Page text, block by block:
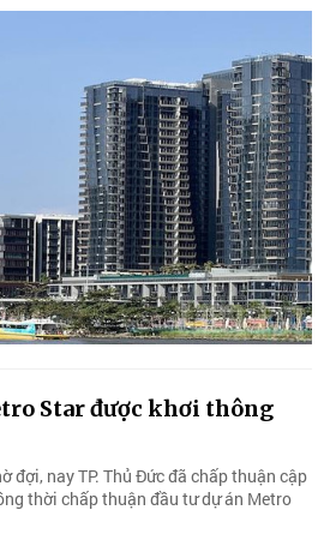
Star được khơi thông
đợi, nay TP. Thủ Đức đã chấp thuận cập
thời chấp thuận đầu tư dự án Metro